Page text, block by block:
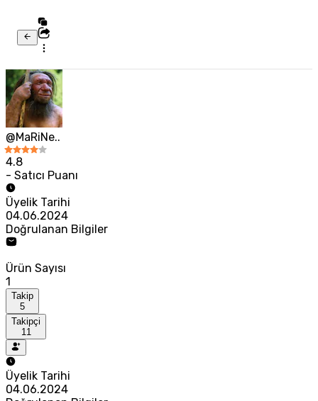
@MaRiNe..
4.8
- Satıcı Puanı
Üyelik Tarihi
04.06.2024
Doğrulanan Bilgiler
Ürün Sayısı
1
Takip
5
Takipçi
11
Üyelik Tarihi
04.06.2024